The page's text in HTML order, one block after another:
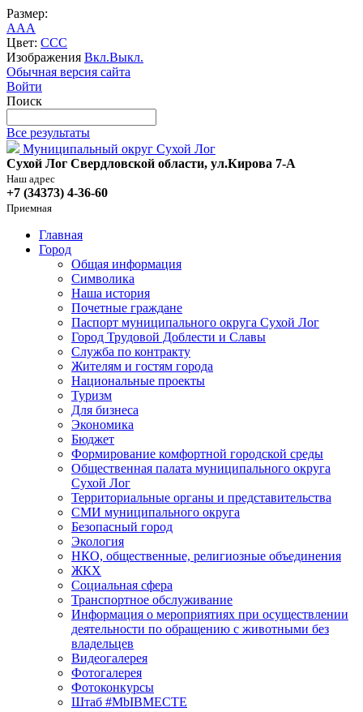
Размер:
AAA
Цвет: CCC
Изображения Вкл.Выкл.
Обычная версия сайта
Войти
Поиск
Все результаты
Муниципальный округ Сухой Лог
Сухой Лог Свердловской области, ул.Кирова 7-А
Наш адрес
+7 (34373) 4-36-60
Приемная
Главная
Город
Общая информация
Символика
Наша история
Почетные граждане
Паспорт муниципального округа Сухой Лог
Город Трудовой Доблести и Славы
Служба по контракту
Жителям и гостям города
Национальные проекты
Туризм
Для бизнеса
Экономика
Бюджет
Формирование комфортной городской среды
Общественная палата муниципального округа
Сухой Лог
Территориальные органы и представительства
СМИ муниципального округа
Безопасный город
Экология
НКО, общественные, религиозные объединения
ЖКХ
Социальная сфера
Транспортное обслуживание
Информация о мероприятиях при осуществлении
деятельности по обращению с животными без
владельцев
Видеогалерея
Фотогалерея
Фотоконкурсы
Штаб #MbIBMECTE